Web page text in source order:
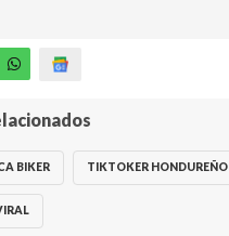
BIKER TIKTOKER HONDUREÑO